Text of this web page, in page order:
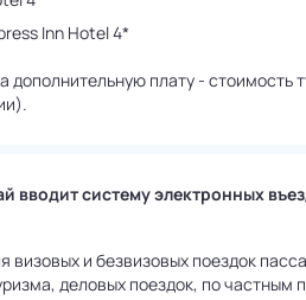
Inn Hotel 4*
плату - стоимость
вводит систему электронных
визовых и безвизовых поездок
деловых поездок, по частным